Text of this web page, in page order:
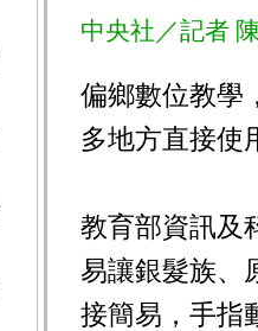
中央社／記者
偏鄉數位教學
多地方直接使
教育部資訊及
易讓銀髮族、
接簡易，手指